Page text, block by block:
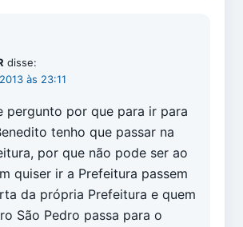
disse:
às 23:11
pergunto por que para ir para
tenho que passar na
por que não pode ser ao
quiser ir a Prefeitura passem
da própria Prefeitura e quem
São Pedro passa para o